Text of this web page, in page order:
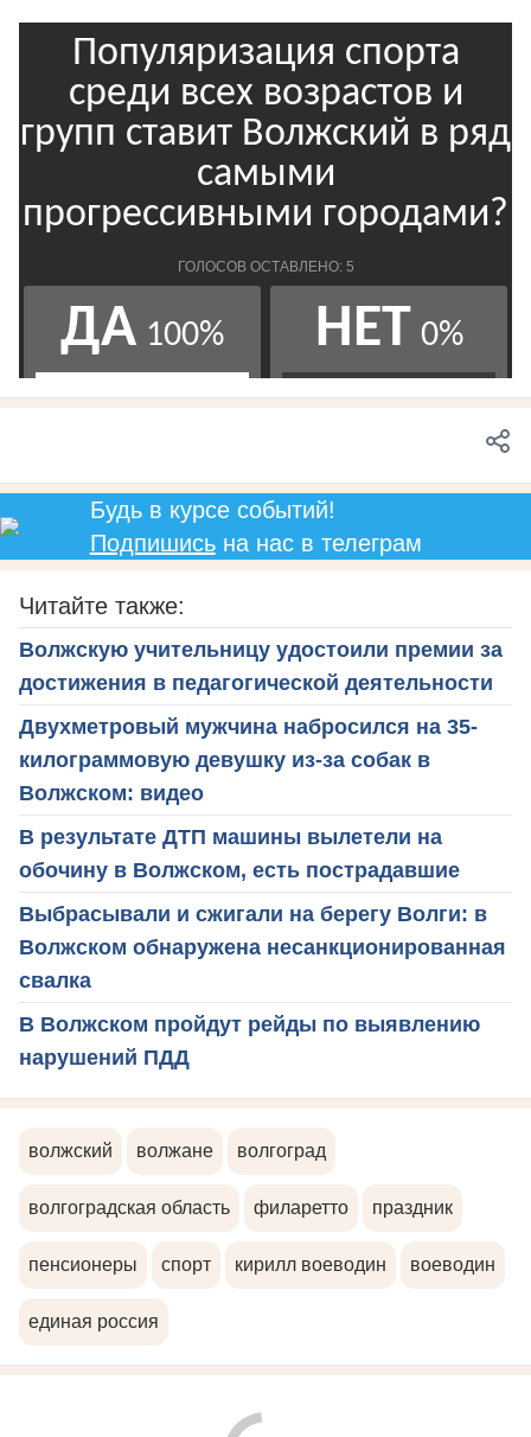
Будь в курсе событий!
Подпишисьна нас в телеграм
Читайте также:
Волжскую учительницу удостоили премии за
достижения в педагогической деятельности
Двухметровый мужчина набросился на 35-
килограммовую девушку из-за собак в
Волжском: видео
В результате ДТП машины вылетели на
обочину в Волжском, есть пострадавшие
Выбрасывали и сжигали на берегу Волги: в
Волжском обнаружена несанкционированная
свалка
В Волжском пройдут рейды по выявлению
нарушений ПДД
волжский волжане волгоград
волгоградская область филаретто праздник
пенсионеры спорт кирилл воеводин воеводин
единая россия